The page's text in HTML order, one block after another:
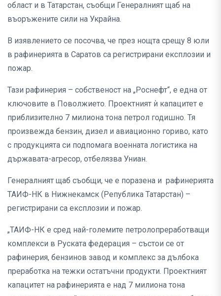
област и в Татарстан, съобщи Генералният щаб на
въоръжените сили на Украйна.
В изявлението се посочва, че през нощта срещу 8 юли
в рафинерията в Саратов са регистрирани експлозии и
пожар.
Тази рафинерия – собственост на „Роснефт“, е една от
ключовите в Поволжието. Проектният ѝ капацитет е
приблизително 7 милиона тона петрол годишно. Тя
произвежда бензин, дизел и авиационно гориво, като
с продукцията си подпомага военната логистика на
държавата-агресор, отбелязва Униан.
Генералният щаб съобщи, че е поразена и рафинерията
ТАИФ-НК в Нижнекамск (Република Татарстан) –
регистрирани са експлозии и пожар.
„ТАИФ-НК е сред най-големите петролопреработващи
комплекси в Руската федерация – състои се от
рафинерия, бензинов завод и комплекс за дълбока
преработка на тежки остатъчни продукти. Проектният
капацитет на рафинерията е над 7 милиона тона